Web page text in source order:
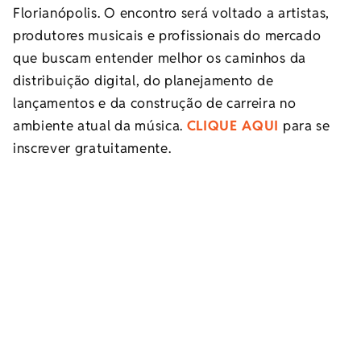
Florianópolis. O encontro será voltado a artistas,
produtores musicais e profissionais do mercado
que buscam entender melhor os caminhos da
distribuição digital, do planejamento de
lançamentos e da construção de carreira no
ambiente atual da música. CLIQUE AQUI para se
inscrever gratuitamente.